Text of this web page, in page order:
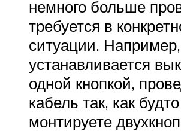
немного больше
требуется в
ситуации.
устанавливается
одной кнопкой,
кабель так, как будто
монтируете